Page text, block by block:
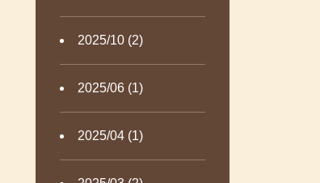
2025/10 (2)
2025/06 (1)
2025/04 (1)